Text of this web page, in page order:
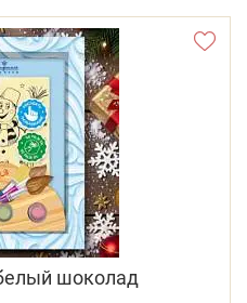
шоколад